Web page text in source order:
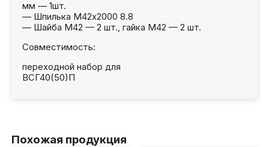
мм — 1шт.
— Шпилька М42х2000 8.8
— Шайба М42 — 2 шт., гайка М42 — 2 шт.
Совместимость:
переходной набор для
ВСГ40(50)П
Похожая продукция